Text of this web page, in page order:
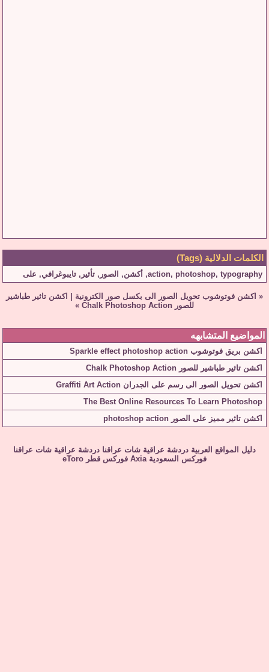
الكلمات الدلالية (Tags)
action, photoshop, typography
, أكشن, الصور , تأثير , تايبوغرافي, على
« اكشن فوتوشوب تحويل الصور الى بكسل صور الكترونية
اكشن تاثير طباشير
للصور Chalk Photoshop Action
»
المواضيع المتشابهه
اكشن بريق فوتوشوب Sparkle effect photoshop action
اكشن تاثير طباشير للصور Chalk Photoshop Action
اكشن تحويل الصور الى رسم على الجدران Graffiti Art Action
The Best Online Resources To Learn Photoshop
اكشن تاثير مميز على الصور photoshop action
دليل المواقع العربية دردشة عراقية شات عراقنا دردشة عراقية شات عراقنا
فوركس السعودية Axia فوركس قطر eToro